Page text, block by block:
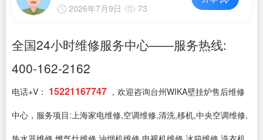
2026年7月9日 73
全国24小时维修服务中心——服务热线:
400-162-2162
电话+V： 15221167747 ，欢迎咨询台州WIKA壁挂炉售后维修
中心，服务项目:上海家电维修,空调维修,清洗,移机,中央空调维修,